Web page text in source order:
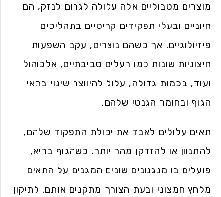
מוצרים מטבוליים אלה עלולה לגרום לנזק, הם
חיוניים ובעלי תפקידים קריטיים בתהליכים
פיזיולוגיים. אך כשהם נוצרים, עקב השפעות
חיצוניות שונות כמו רעלים סביבתיים, אלכוהול
ועוד, בכמות גדולה, עלול להיווצר שינוי בתאי
הגוף ובחומר הגנטי שלהם.
תאים עלולים לאבד את יכולת התפקוד שלהם,
להתנוון או להזדקן מהר יותר. כשהגוף בריא,
פועלים בו מנגנונים שונים המגנים על התאים
מלחץ חמצוני ובעת הצורך מתקנים אותם. לתיקון